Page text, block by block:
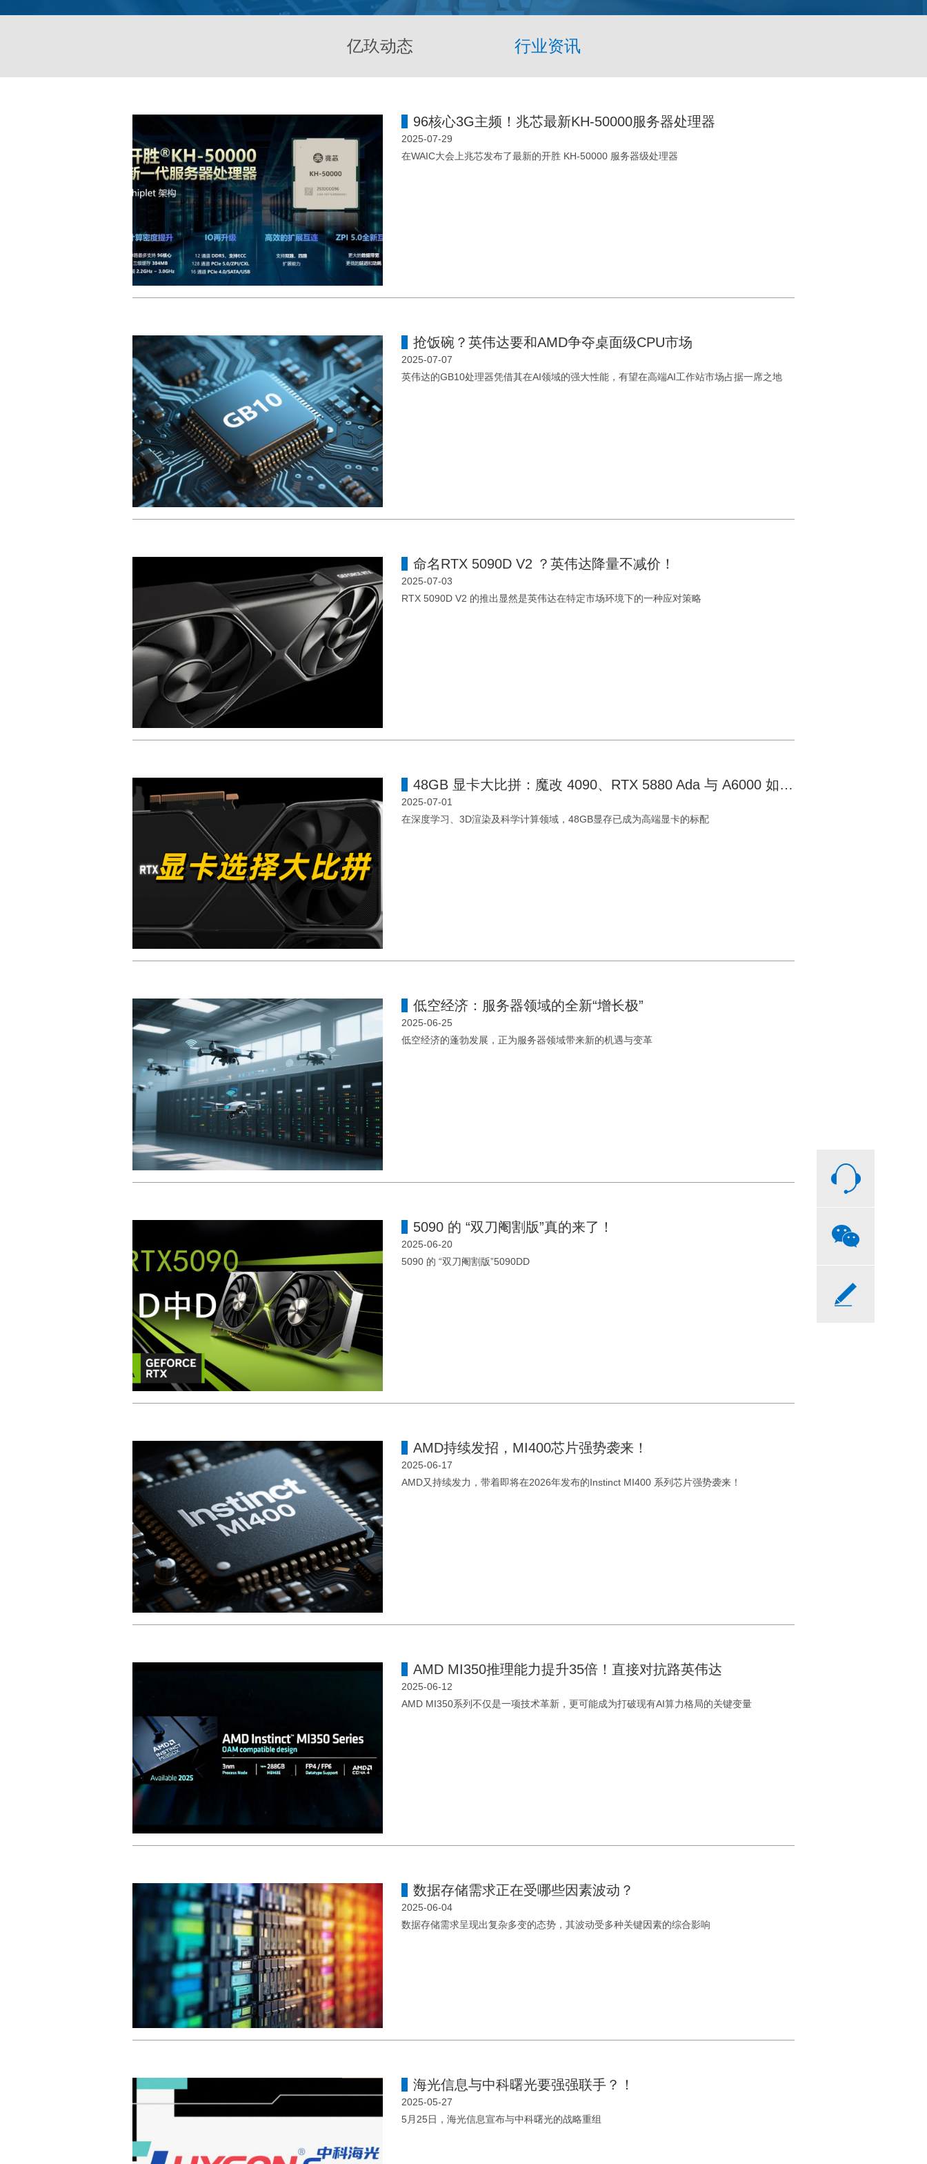
亿玖动态 行业资讯
96核心3G主频！兆芯最新KH-50000服务器处理器
2025-07-29
在WAIC大会上兆芯发布了最新的开胜 KH-50000 服务器级处理器
抢饭碗？英伟达要和AMD争夺桌面级CPU市场
2025-07-07
英伟达的GB10处理器凭借其在AI领域的强大性能，有望在高端AI工作站市场占据一席之地
命名RTX 5090D V2 ？英伟达降量不减价！
2025-07-03
RTX 5090D V2 的推出显然是英伟达在特定市场环境下的一种应对策略
48GB 显卡大比拼：魔改 4090、RTX 5880 Ada 与 A6000 如何抉择？
2025-07-01
在深度学习、3D渲染及科学计算领域，48GB显存已成为高端显卡的标配
低空经济：服务器领域的全新“增长极”
2025-06-25
低空经济的蓬勃发展，正为服务器领域带来新的机遇与变革
5090 的 “双刀阉割版”真的来了！
2025-06-20
5090 的 “双刀阉割版”5090DD
AMD持续发招，MI400芯片强势袭来！
2025-06-17
AMD又持续发力，带着即将在2026年发布的Instinct MI400 系列芯片强势袭来！
AMD MI350推理能力提升35倍！直接对抗路英伟达
2025-06-12
AMD MI350系列不仅是一项技术革新，更可能成为打破现有AI算力格局的关键变量
数据存储需求正在受哪些因素波动？
2025-06-04
数据存储需求呈现出复杂多变的态势，其波动受多种关键因素的综合影响
海光信息与中科曙光要强强联手？！
2025-05-27
5月25日，海光信息宣布与中科曙光的战略重组